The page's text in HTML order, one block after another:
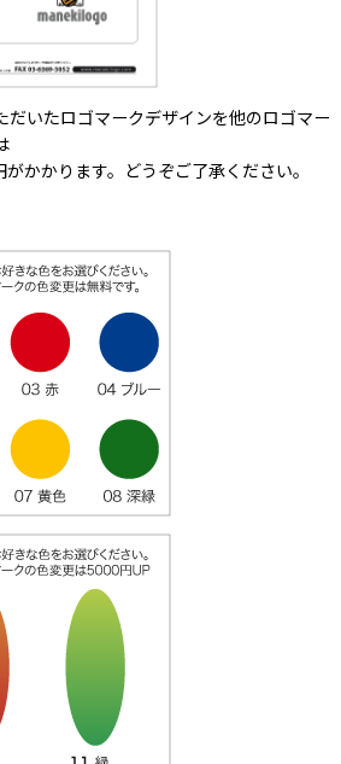
だいたロゴマークデザインを他のロゴマー
かかります。どうぞご了承ください。